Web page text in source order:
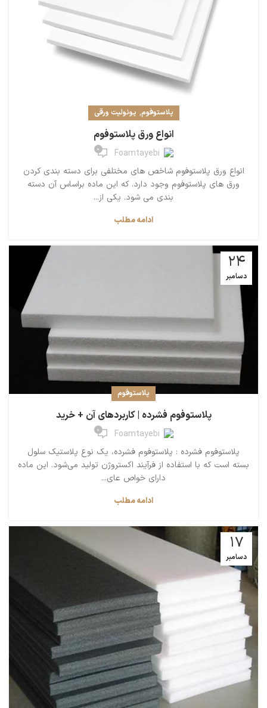
پلاستوفوم, یونولیت ورقی
انواع ورق پلاستوفوم
Foamtayebi
0
انواع ورق پلاستوفوم شاخص های مختلفی برای دسته بندی کردن
ورق های پلاستوفوم وجود دارد. که این ماده براساس آن دسته
بندی می شود. یکی از...
ادامه مطلب
24
دسامبر
پلاستوفوم
پلاستوفوم فشرده | کاربردهای آن + خرید
Foamtayebi
0
پلاستوفوم فشرده : پلاستوفوم فشرده، یک نوع پلاستیک سلول
بسته است که با استفاده از فرآیند اکستروژن تولید می‌شود. این ماده
دارای خواص عای...
ادامه مطلب
17
دسامبر